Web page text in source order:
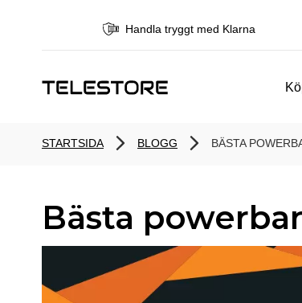
Handla tryggt med Klarna
STARTSIDA BLOGG BÄSTA
Bästa